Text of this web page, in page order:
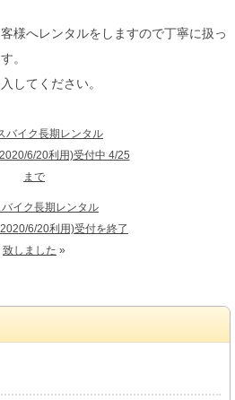
へレンタルをしますので丁寧に扱っ
。
してください。
バイク長期レンタル
6/20利用)受付中 4/25
まで
バイク長期レンタル
6/20利用)受付を終了
致しました »